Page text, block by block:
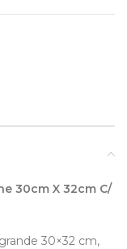
30cm X 32cm C/
30×32 cm,